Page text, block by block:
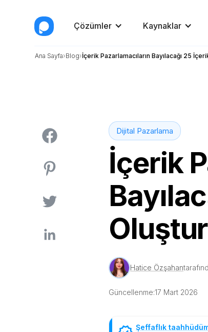
Çözümler Kaynaklar
Ana Sayfa Blog İçerik Pazarlamacıların Bayılacağı 25
Dijital Pazarlama
İçerik
Hatice Özşahan
Güncellenme:17 Mart 2026
Şeffaflık